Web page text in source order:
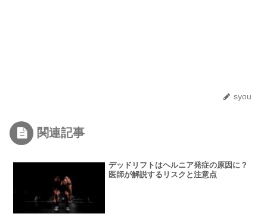
syou
関連記事
デッドリフトはヘルニア発症の原因に？
医師が解説するリスクと注意点